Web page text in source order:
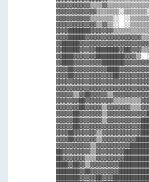
▓▓▓▓▓▓▓▓▓▓▓▓▒▒▒▒▒▒▒▒░░
▓▓▓▓▓▓▓▓▓▓▓▓▓▓▒▒▓▓▒▒░░
▓▓████▓▓▓▓▓▓▓▓██████████▓▓▓▓▒▒